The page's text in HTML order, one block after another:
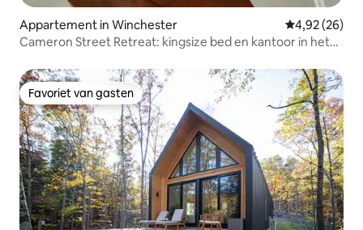
Appartement in Winchester Gemiddelde
4,92 (26)
Cameron Street Retreat: kingsize bed en kantoor in het
Favoriet van gasten
Favoriet van gasten